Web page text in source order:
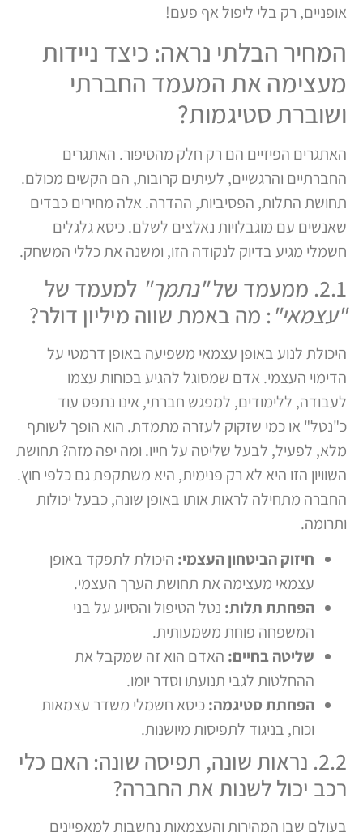
אופניים, רק בלי ליפול אף פעם!
המחיר הבלתי נראה: כיצד ניידות
מעצימה את המעמד החברתי
ושוברת סטיגמות?
האתגרים הפיזיים הם רק חלק מהסיפור. האתגרים
החברתיים והרגשיים, לעיתים קרובות, הם הקשים מכולם.
תחושת התלות, הפסיביות, ההדרה. אלה מחירים כבדים
שאנשים עם מוגבלויות נאלצים לשלם. כיסא גלגלים
חשמלי מגיע בדיוק לנקודה הזו, ומשנה את כללי המשחק.
2.1. ממעמד של "נתמך"למעמד של
"עצמאי": מה באמת שווה מיליון דולר?
היכולת לנוע באופן עצמאי משפיעה באופן דרמטי על
הדימוי העצמי. אדם שמסוגל להגיע בכוחות עצמו
לעבודה, ללימודים, למפגש חברתי, אינו נתפס עוד
כ"נטל" או כמי שזקוק לעזרה מתמדת. הוא הופך לשותף
מלא, לפעיל, לבעל שליטה על חייו. ומה יפה מזה? תחושת
השוויון הזו היא לא רק פנימית, היא משתקפת גם כלפי חוץ.
החברה מתחילה לראות אותו באופן שונה, כבעל יכולות
ותרומה.
חיזוק הביטחון העצמי:היכולת לתפקד באופן
עצמאי מעצימה את תחושת הערך העצמי.
הפחתת תלות:נטל הטיפול והסיוע על בני
המשפחה פוחת משמעותית.
שליטה בחיים:האדם הוא זה שמקבל את
ההחלטות לגבי תנועתו וסדר יומו.
הפחתת סטיגמה:כיסא חשמלי משדר עצמאות
וכוח, בניגוד לתפיסות מיושנות.
2.2. נראות שונה, תפיסה שונה: האם כלי
רכב יכול לשנות את החברה?
בעולם שבו המהירות והעצמאות נחשבות למאפיינים